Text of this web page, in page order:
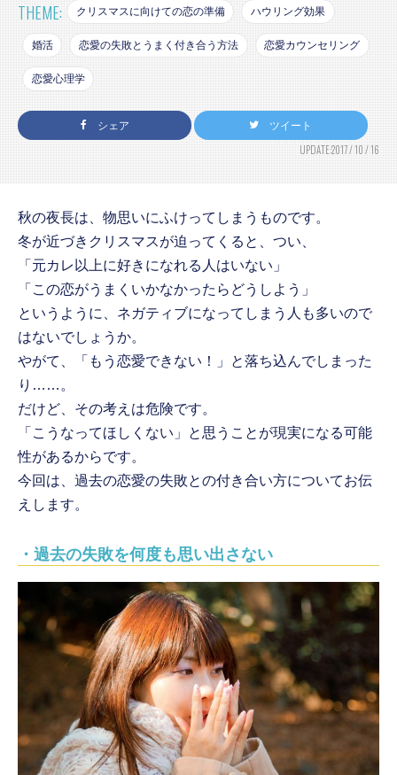
THEME: クリスマスに向けての恋の準備 ハウリング効果
婚活 恋愛の失敗とうまく付き合う方法 恋愛カウンセリング
恋愛心理学
シェア ツイート
UPDATE:2017 / 10 / 16
秋の夜長は、物思いにふけってしまうものです。
冬が近づきクリスマスが迫ってくると、つい、
「元カレ以上に好きになれる人はいない」
「この恋がうまくいかなかったらどうしよう」
というように、ネガティブになってしまう人も多いので
はないでしょうか。
やがて、「もう恋愛できない！」と落ち込んでしまった
り……。
だけど、その考えは危険です。
「こうなってほしくない」と思うことが現実になる可能
性があるからです。
今回は、過去の恋愛の失敗との付き合い方についてお伝
えします。
・過去の失敗を何度も思い出さない